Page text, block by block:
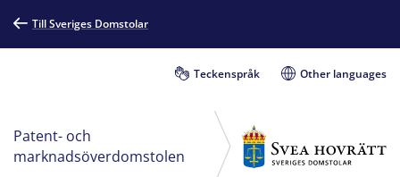
Till Sveriges Domstolar
Teckenspråk Other languages
Patent- och
marknadsöverdomstolen